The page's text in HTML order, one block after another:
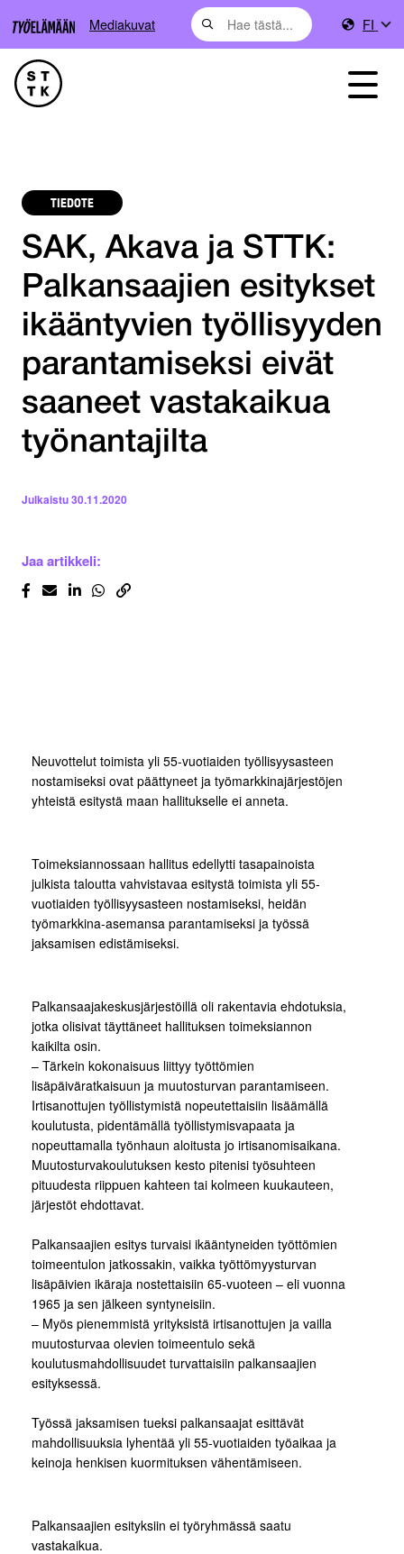
Mediakuvat FI
TIEDOTE
SAK, Akava ja STTK:
Palkansaajien esitykset
ikääntyvien työllisyyden
parantamiseksi eivät
saaneet vastakaikua
työnantajilta
Julkaistu30.11.2020
Jaa artikkeli:
Neuvottelut toimista yli 55-vuotiaiden työllisyysasteen
nostamiseksi ovat päättyneet ja työmarkkinajärjestöjen
yhteistä esitystä maan hallitukselle ei anneta.
Toimeksiannossaan hallitus edellytti tasapainoista
julkista taloutta vahvistavaa esitystä toimista yli 55-
vuotiaiden työllisyysasteen nostamiseksi, heidän
työmarkkina-asemansa parantamiseksi ja työssä
jaksamisen edistämiseksi.
Palkansaajakeskusjärjestöillä oli rakentavia ehdotuksia,
jotka olisivat täyttäneet hallituksen toimeksiannon
kaikilta osin.
– Tärkein kokonaisuus liittyy työttömien
lisäpäiväratkaisuun ja muutosturvan parantamiseen.
Irtisanottujen työllistymistä nopeutettaisiin lisäämällä
koulutusta, pidentämällä työllistymisvapaata ja
nopeuttamalla työnhaun aloitusta jo irtisanomisaikana.
Muutosturvakoulutuksen kesto pitenisi työsuhteen
pituudesta riippuen kahteen tai kolmeen kuukauteen,
järjestöt ehdottavat.
Palkansaajien esitys turvaisi ikääntyneiden työttömien
toimeentulon jatkossakin, vaikka työttömyysturvan
lisäpäivien ikäraja nostettaisiin 65-vuoteen – eli vuonna
1965 ja sen jälkeen syntyneisiin.
– Myös pienemmistä yrityksistä irtisanottujen ja vailla
muutosturvaa olevien toimeentulo sekä
koulutusmahdollisuudet turvattaisiin palkansaajien
esityksessä.
Työssä jaksamisen tueksi palkansaajat esittävät
mahdollisuuksia lyhentää yli 55-vuotiaiden työaikaa ja
keinoja henkisen kuormituksen vähentämiseen.
Palkansaajien esityksiin ei työryhmässä saatu
vastakaikua.